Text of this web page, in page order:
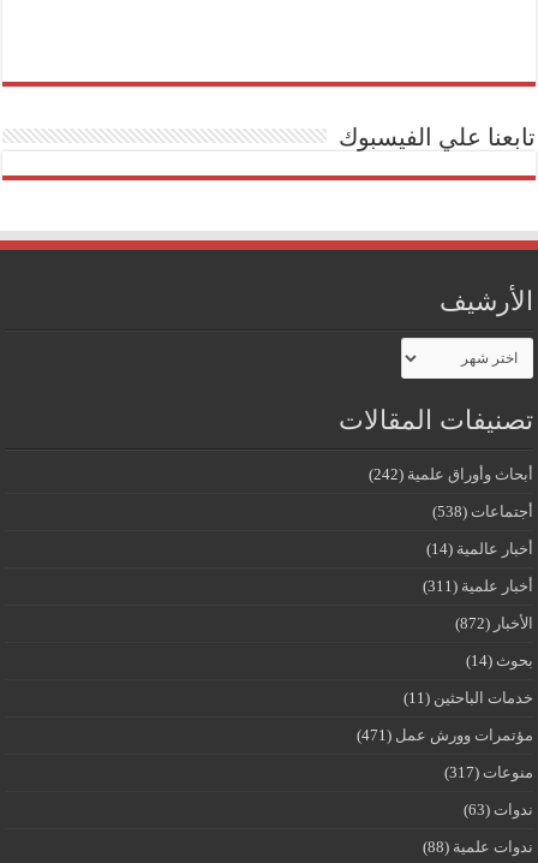
تابعنا علي الفيسبوك
الأرشيف
الأرشيف
تصنيفات المقالات
أبحاث وأوراق علمية (242)
أجتماعات (538)
أخبار عالمية (14)
أخبار علمية (311)
الأخبار (872)
بحوث (14)
خدمات الباحثين (11)
مؤتمرات وورش عمل (471)
منوعات (317)
ندوات (63)
ندوات علمية (88)